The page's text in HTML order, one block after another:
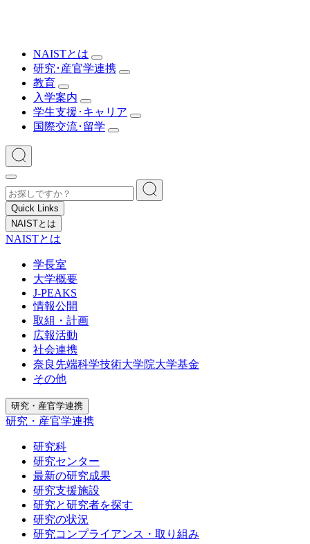
NAISTとは
研究･産官学連携
教育
入学案内
学生支援･キャリア
国際交流･留学
Quick Links
NAISTとは
NAISTとは
学長室
大学概要
J-PEAKS
情報公開
取組・計画
広報活動
社会連携
奈良先端科学技術大学院大学基金
その他
研究・産官学連携
研究・産官学連携
研究科
研究センター
最新の研究成果
研究支援施設
研究と研究者を探す
研究の状況
研究コンプライアンス・取り組み